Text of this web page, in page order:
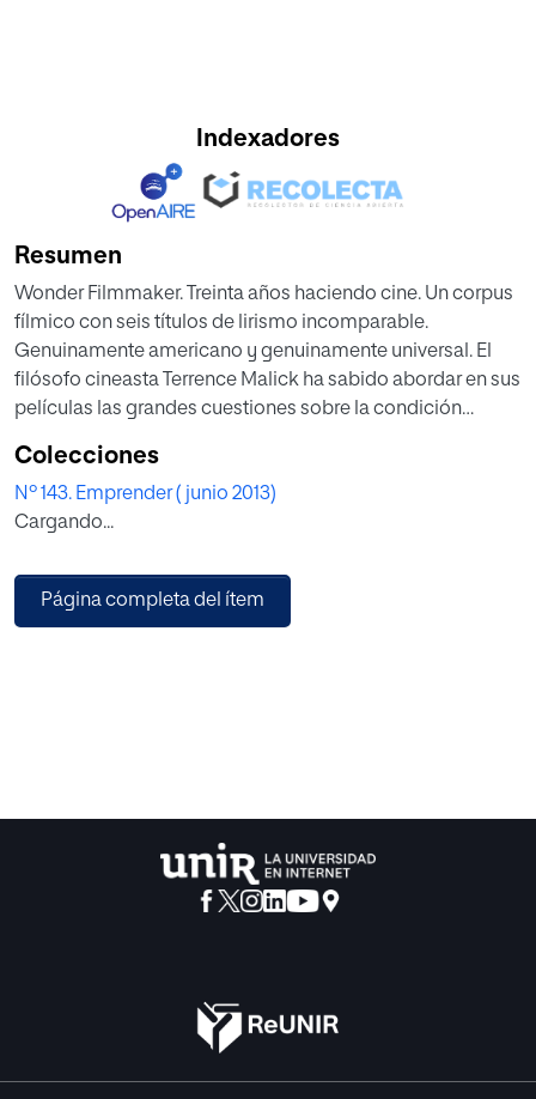
Indexadores
Resumen
Wonder Filmmaker. Treinta años haciendo cine. Un corpus
fílmico con seis títulos de lirismo incomparable.
Genuinamente americano y genuinamente universal. El
filósofo cineasta Terrence Malick ha sabido abordar en sus
películas las grandes cuestiones sobre la condición
Colecciones
Nº 143. Emprender ( junio 2013)
Cargando...
Página completa del ítem